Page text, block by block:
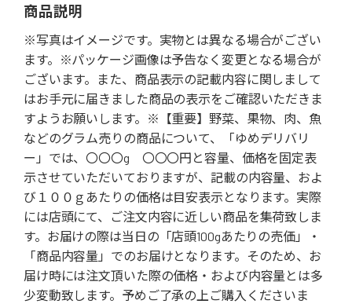
商品説明
※写真はイメージです。実物とは異なる場合がござい
ます。※パッケージ画像は予告なく変更となる場合が
ございます。また、商品表示の記載内容に関しまして
はお手元に届きました商品の表示をご確認いただきま
すようお願いします。※【重要】野菜、果物、肉、魚
などのグラム売りの商品について、「ゆめデリバリ
ー」では、〇〇〇g 〇〇〇円と容量、価格を固定表
示させていただいておりますが、記載の内容量、およ
び１００ｇあたりの価格は目安表示となります。実際
には店頭にて、ご注文内容に近しい商品を集荷致しま
す。お届けの際は当日の「店頭100gあたりの売価」・
「商品内容量」でのお届けとなります。そのため、お
届け時には注文頂いた際の価格・および内容量とは多
少変動致します。予めご了承の上ご購入くださいま